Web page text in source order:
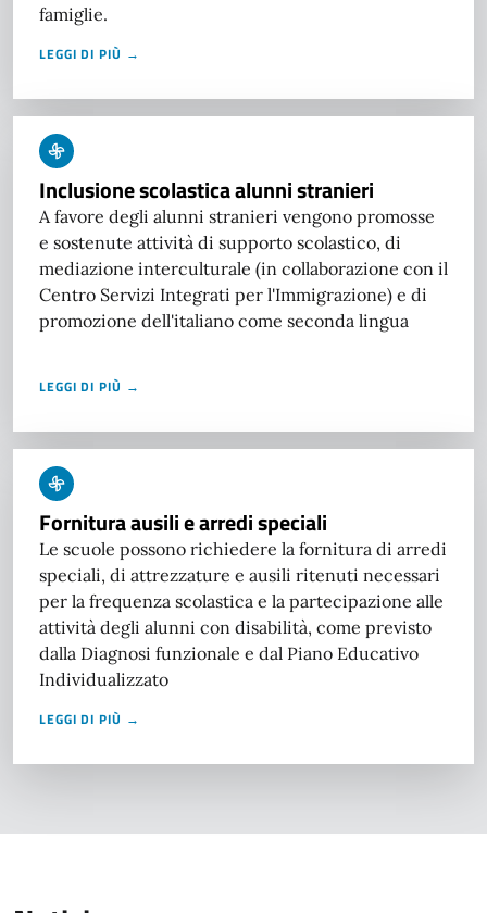
famiglie.
LEGGI DI PIÙ →
Inclusione scolastica alunni stranieri
A favore degli alunni stranieri vengono promosse
e sostenute attività di supporto scolastico, di
mediazione interculturale (in collaborazione con il
Centro Servizi Integrati per l'Immigrazione) e di
promozione dell'italiano come seconda lingua
LEGGI DI PIÙ →
Fornitura ausili e arredi speciali
Le scuole possono richiedere la fornitura di arredi
speciali, di attrezzature e ausili ritenuti necessari
per la frequenza scolastica e la partecipazione alle
attività degli alunni con disabilità, come previsto
dalla Diagnosi funzionale e dal Piano Educativo
Individualizzato
LEGGI DI PIÙ →